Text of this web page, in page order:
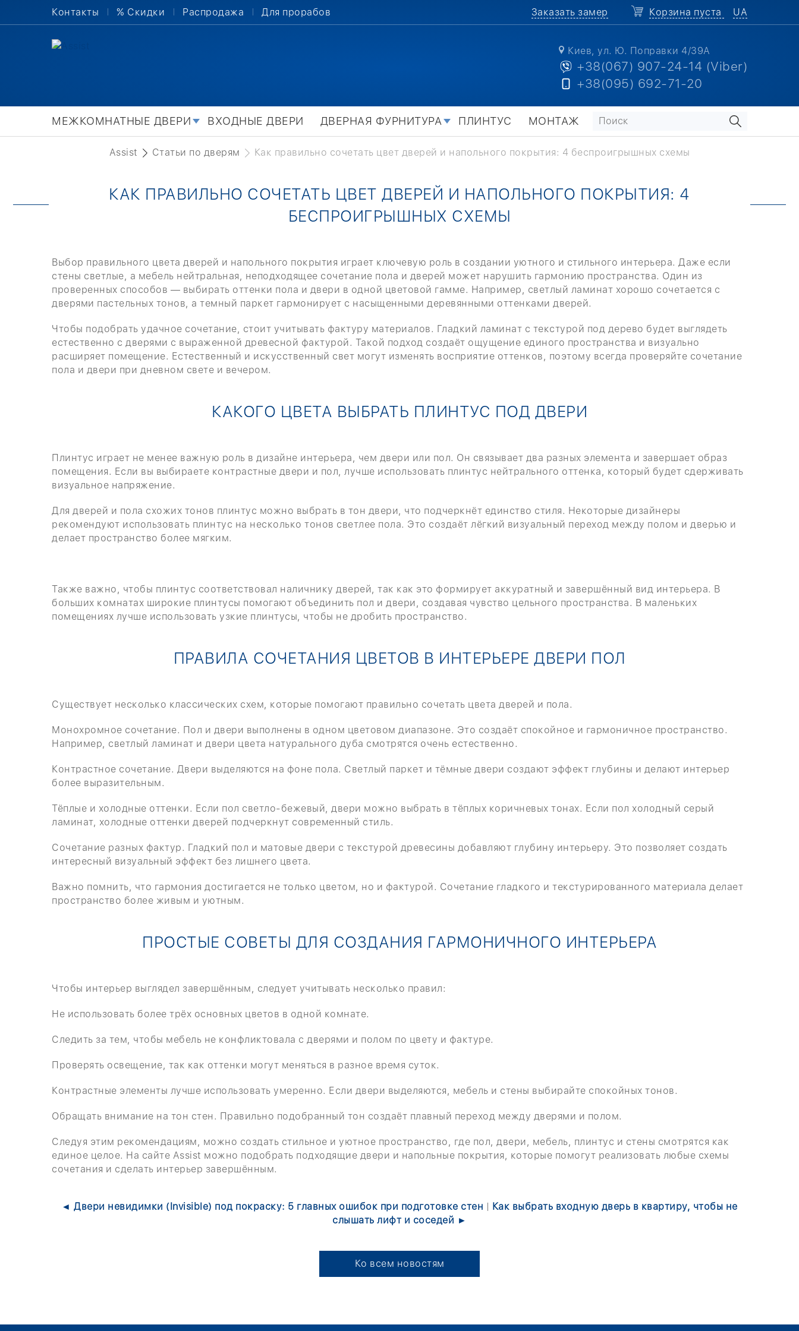
Контакты % Скидки Распродажа Для прорабов Заказать замер Корзина пуста UA
Киев, ул. Ю. Поправки 4/39А
+38(067) 907-24-14 (Viber)
+38(095) 692-71-20
МЕЖКОМНАТНЫЕ ДВЕРИ ВХОДНЫЕ ДВЕРИ ДВЕРНАЯ ФУРНИТУРА ПЛИНТУС МОНТАЖ
Assist Статьи по дверям Как правильно сочетать цвет дверей и напольного покрытия: 4 беспроигрышных схемы
КАК ПРАВИЛЬНО СОЧЕТАТЬ ЦВЕТ ДВЕРЕЙ И НАПОЛЬНОГО ПОКРЫТИЯ: 4
БЕСПРОИГРЫШНЫХ СХЕМЫ
Выбор правильного цвета дверей и напольного покрытия играет ключевую роль в создании уютного и стильного интерьера. Даже если
стены светлые, а мебель нейтральная, неподходящее сочетание пола и дверей может нарушить гармонию пространства. Один из
проверенных способов — выбирать оттенки пола и двери в одной цветовой гамме. Например, светлый ламинат хорошо сочетается с
дверями пастельных тонов, а темный паркет гармонирует с насыщенными деревянными оттенками дверей.
Чтобы подобрать удачное сочетание, стоит учитывать фактуру материалов. Гладкий ламинат с текстурой под дерево будет выглядеть
естественно с дверями с выраженной древесной фактурой. Такой подход создаёт ощущение единого пространства и визуально
расширяет помещение. Естественный и искусственный свет могут изменять восприятие оттенков, поэтому всегда проверяйте сочетание
пола и двери при дневном свете и вечером.
КАКОГО ЦВЕТА ВЫБРАТЬ ПЛИНТУС ПОД ДВЕРИ
Плинтус играет не менее важную роль в дизайне интерьера, чем двери или пол. Он связывает два разных элемента и завершает образ
помещения. Если вы выбираете контрастные двери и пол, лучше использовать плинтус нейтрального оттенка, который будет сдерживать
визуальное напряжение.
Для дверей и пола схожих тонов плинтус можно выбрать в тон двери, что подчеркнёт единство стиля. Некоторые дизайнеры
рекомендуют использовать плинтус на несколько тонов светлее пола. Это создаёт лёгкий визуальный переход между полом и дверью и
делает пространство более мягким.
Также важно, чтобы плинтус соответствовал наличнику дверей, так как это формирует аккуратный и завершённый вид интерьера. В
больших комнатах широкие плинтусы помогают объединить пол и двери, создавая чувство цельного пространства. В маленьких
помещениях лучше использовать узкие плинтусы, чтобы не дробить пространство.
ПРАВИЛА СОЧЕТАНИЯ ЦВЕТОВ В ИНТЕРЬЕРЕ ДВЕРИ ПОЛ
Существует несколько классических схем, которые помогают правильно сочетать цвета дверей и пола.
Монохромное сочетание. Пол и двери выполнены в одном цветовом диапазоне. Это создаёт спокойное и гармоничное пространство.
Например, светлый ламинат и двери цвета натурального дуба смотрятся очень естественно.
Контрастное сочетание. Двери выделяются на фоне пола. Светлый паркет и тёмные двери создают эффект глубины и делают интерьер
более выразительным.
Тёплые и холодные оттенки. Если пол светло-бежевый, двери можно выбрать в тёплых коричневых тонах. Если пол холодный серый
ламинат, холодные оттенки дверей подчеркнут современный стиль.
Сочетание разных фактур. Гладкий пол и матовые двери с текстурой древесины добавляют глубину интерьеру. Это позволяет создать
интересный визуальный эффект без лишнего цвета.
Важно помнить, что гармония достигается не только цветом, но и фактурой. Сочетание гладкого и текстурированного материала делает
пространство более живым и уютным.
ПРОСТЫЕ СОВЕТЫ ДЛЯ СОЗДАНИЯ ГАРМОНИЧНОГО ИНТЕРЬЕРА
Чтобы интерьер выглядел завершённым, следует учитывать несколько правил:
Не использовать более трёх основных цветов в одной комнате.
Следить за тем, чтобы мебель не конфликтовала с дверями и полом по цвету и фактуре.
Проверять освещение, так как оттенки могут меняться в разное время суток.
Контрастные элементы лучше использовать умеренно. Если двери выделяются, мебель и стены выбирайте спокойных тонов.
Обращать внимание на тон стен. Правильно подобранный тон создаёт плавный переход между дверями и полом.
Следуя этим рекомендациям, можно создать стильное и уютное пространство, где пол, двери, мебель, плинтус и стены смотрятся как
единое целое. На сайте Assist можно подобрать подходящие двери и напольные покрытия, которые помогут реализовать любые схемы
сочетания и сделать интерьер завершённым.
◄ Двери невидимки (Invisible) под покраску: 5 главных ошибок при подготовке стен | Как выбрать входную дверь в квартиру, чтобы не
слышать лифт и соседей ►
Ко всем новостям